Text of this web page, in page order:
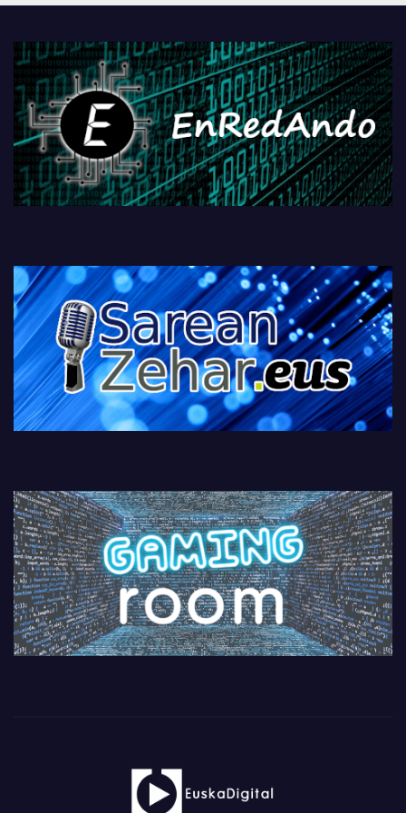
PlayStationeko bideojoko